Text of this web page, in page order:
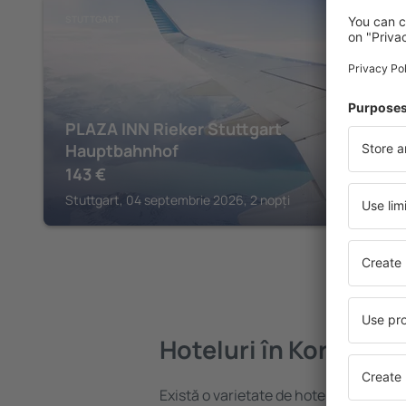
PLAZA INN Rieker Stuttgart
Hauptbahnhof
143 €
Stuttgart, 04 septembrie 2026, 2 nopți
Hoteluri în Korb
Există o varietate de hoteluri